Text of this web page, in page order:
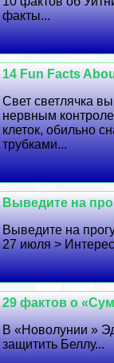
факты...
14 Fun Facts
Свет светлячка
нервным
клеток, обильно
трубками...
Выведите на
Выведите на
27 июля >
29 фактов о
В «Новолунии »
защитить Беллу...